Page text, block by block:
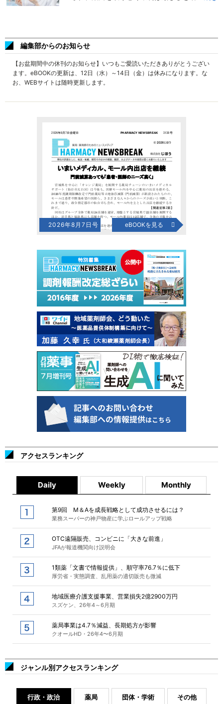
編集部からのお知らせ
【お盆期間中の休刊のお知らせ】いつもご愛読いただきありがとうござい
ます。eBOOKの更新は、12日（水）～14日（金）は休みになります。な
お、WEBサイトは随時更新します。
2026年8月7日号 eBOOKを見る
アクセスランキング
Daily Weekly Monthly
第9回 M＆Aを成長戦略として成功させるには？
業務スーパーの神戸物産に学ぶロールアップ戦略
OTC遠隔販売、コンビニに「大きな前進」
JFAが報道機関向け説明会
1類薬「文書で情報提供」、順守率76.7％に低下
厚労省・実態調査、乱用薬の適切販売も微減
地域医療介護支援事業、営業損失2億2900万円
スズケン、26年4～6月期
薬局事業は4.7％減益、長期処方が影響
クオールHD・26年4〜6月期
ジャンル別アクセスランキング
行政・政治 薬局 団体・学術 その他